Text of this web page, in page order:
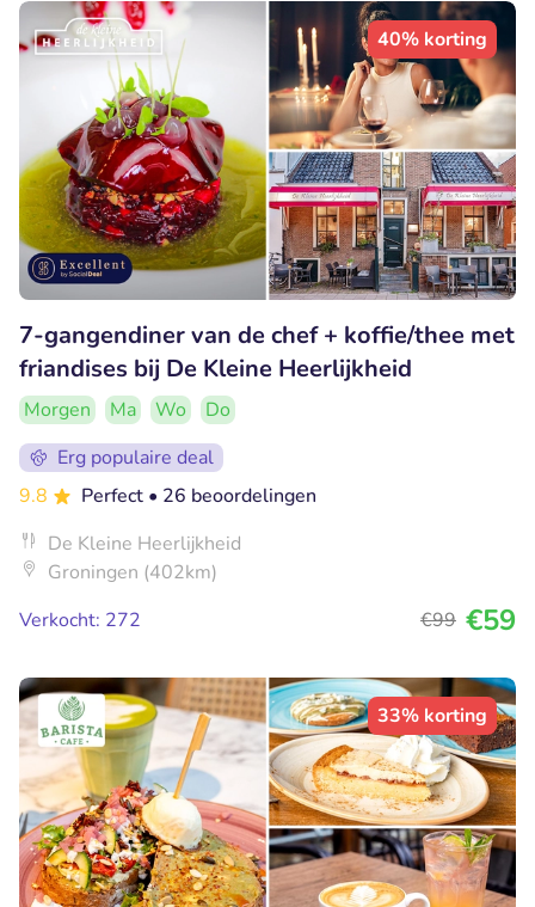
40% korting
7-gangendiner van de chef + koffie/thee met
friandises bij De Kleine Heerlijkheid
Morgen Ma Wo
Do
Erg populaire deal
9.8
Perfect • 26 beoordelingen
De Kleine Heerlijkheid
Groningen (402km)
Verkocht: 272
€99 €59
33% korting